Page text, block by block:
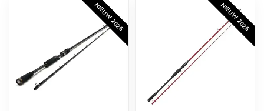
NIEUW 2026 NIEUW 2026